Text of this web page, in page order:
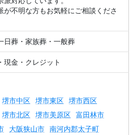
が不明な方もお気軽にご相談くださ
日葬・家族葬・一般葬
現金・クレジット
堺市中区 堺市東区 堺市西区
堺市北区 堺市美原区 富田林市
大阪狭山市 南河内郡太子町